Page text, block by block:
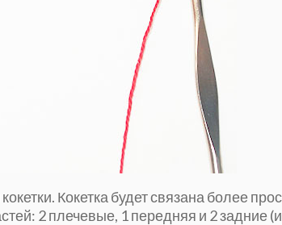
Кокетка будет связана более
2 плечевые, 1 передняя и 2 задние